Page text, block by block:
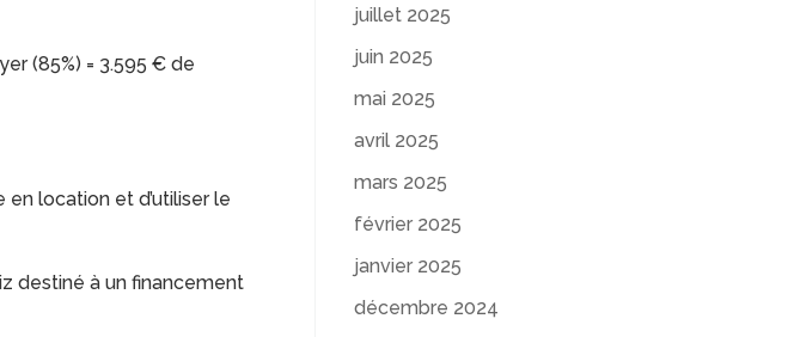
(85%) = 3.595 € de
location et d’utiliser le
destiné à un financement
juillet 2025
juin 2025
mai 2025
avril 2025
mars 2025
février 2025
janvier 2025
décembre 2024